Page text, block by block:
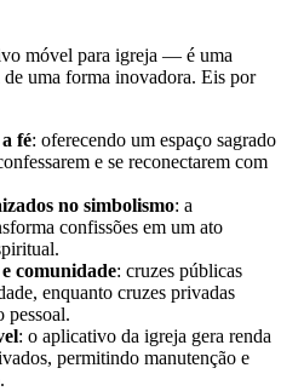
móvel para igreja — é uma
uma forma inovadora. Eis por
fé:oferecendo um espaço sagrado
e se reconectarem com
no simbolismo:a
confissões em um ato
comunidade:cruzes públicas
enquanto cruzes privadas
pessoal.
:o aplicativo da igreja gera renda
permitindo manutenção e